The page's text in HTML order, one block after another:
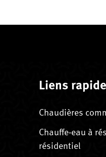
Liens
Chaudières
Chauffe-eau à
résidentiel